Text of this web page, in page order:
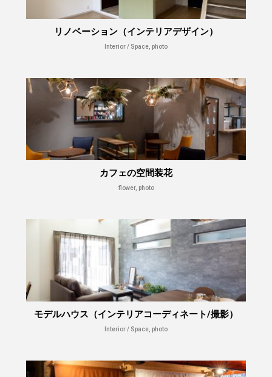
リノベーション（インテリアデザイン）
Interior / Space, photo
カフェの空間装花
flower, photo
モデルハウス（インテリアコーディネート/撮影）
Interior / Space, photo